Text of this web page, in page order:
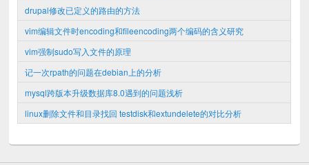
drupal修改已定义的路由的方法
vim编辑文件时encoding和fileencoding两个编码的含义研究
vim强制sudo写入文件的原理
记一次rpath的问题在debian上的分析
mysql跨版本升级数据库8.0遇到的问题浅析
linux删除文件和目录找回 testdisk和extundelete的对比分析